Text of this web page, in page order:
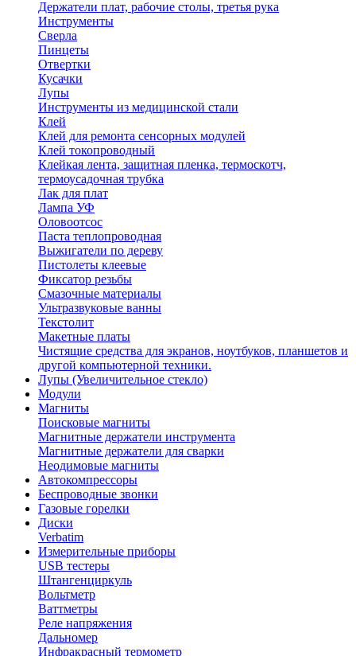
Держатели плат, рабочие столы, третья рука
Инструменты
Сверла
Пинцеты
Отвертки
Кусачки
Лупы
Инструменты из медицинской стали
Клей
Клей для ремонта сенсорных модулей
Клей токопроводный
Клейкая лента, защитная пленка, термоскотч,
термоусадочная трубка
Лак для плат
Лампа УФ
Оловоотсос
Паста теплопроводная
Выжигатели по дереву
Пистолеты клеевые
Фиксатор резьбы
Смазочные материалы
Ультразвуковые ванны
Текстолит
Макетные платы
Чистящие средства для экранов, ноутбуков, планшетов и
другой компьютерной техники.
Лупы (Увеличительное стекло)
Модули
Магниты
Поисковые магниты
Магнитные держатели инструмента
Магнитные держатели для сварки
Неодимовые магниты
Автокомпрессоры
Беспроводные звонки
Газовые горелки
Диски
Verbatim
Измерительные приборы
USB тестеры
Штангенциркуль
Вольтметр
Ваттметры
Реле напряжения
Дальномер
Инфракрасный термометр